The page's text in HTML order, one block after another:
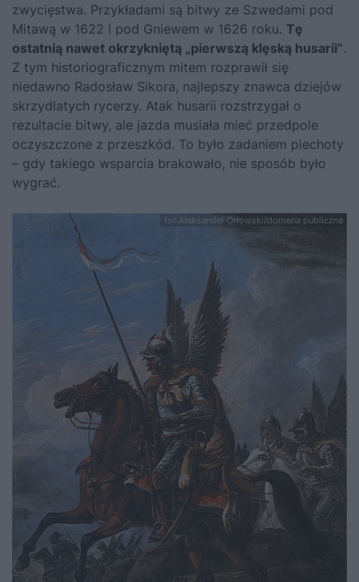
zwycięstwa. Przykładami są bitwy ze Szwedami pod
Mitawą w 1622 i pod Gniewem w 1626 roku. Tę
ostatnią nawet okrzykniętą „pierwszą klęską husarii”.
Z tym historiograficznym mitem rozprawił się
niedawno Radosław Sikora, najlepszy znawca dziejów
skrzydlatych rycerzy. Atak husarii rozstrzygał o
rezultacie bitwy, ale jazda musiała mieć przedpole
oczyszczone z przeszkód. To było zadaniem piechoty
– gdy takiego wsparcia brakowało, nie sposób było
wygrać.
fot.Aleksander Orłowski/domena publiczna